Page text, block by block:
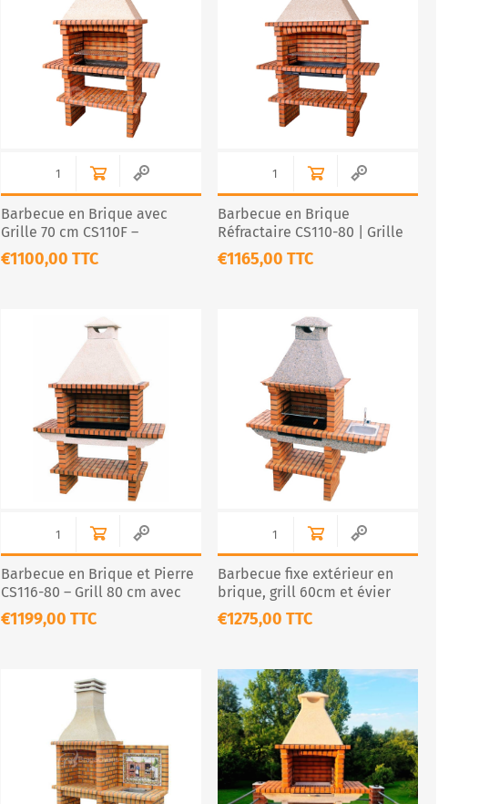
Barbecue en Brique avec
Grille 70 cm CS110F –
Convivialité et Authenticité
€1100,00 TTC
Barbecue en Brique
Réfractaire CS110-80 | Grille
XL 80cm
€1165,00 TTC
Barbecue en Brique et Pierre
CS116-80 – Grill 80 cm avec
Cheminée
€1199,00 TTC
Barbecue fixe extérieur en
brique, grill 60cm et évier
inox – CS120-60
€1275,00 TTC